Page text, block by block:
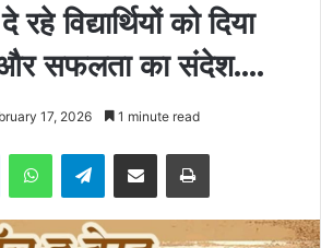
रहे विद्यार्थियों को दिया
और सफलता का संदेश….
17, 2026 1 minute read
MessengerWhatsAppTelegramShare via Email Print